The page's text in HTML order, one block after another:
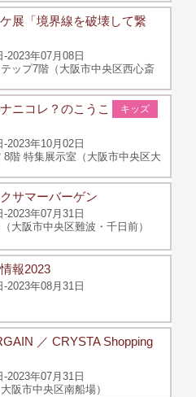
展「境界線を破壊して繋
2023年07月08日
ップ7階（大阪市中央区西心斎
キッズ
ニコレ？のこうこ
2023年10月02日
8階 特集展示室（大阪市中央区大
サマーバーゲン
2023年07月31日
大阪市中央区難波・千日前）
報2023
2023年08月31日
／ CRYSTA Shopping
2023年07月31日
阪市中央区南船場）